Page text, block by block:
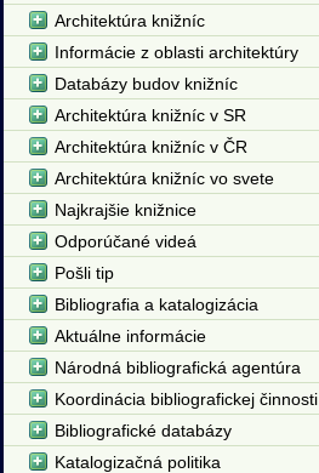
Architektúra knižníc
Informácie z oblasti architektúry
Databázy budov knižníc
Architektúra knižníc v SR
Architektúra knižníc v ČR
Architektúra knižníc vo svete
Najkrajšie knižnice
Odporúčané videá
Pošli tip
Bibliografia a katalogizácia
Aktuálne informácie
Národná bibliografická agentúra
Koordinácia bibliografickej činnosti
Bibliografické databázy
Katalogizačná politika